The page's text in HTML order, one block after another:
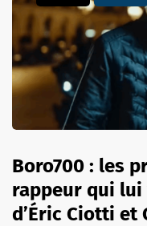
Boro700 : les
rappeur qui
d’Éric Ciotti et